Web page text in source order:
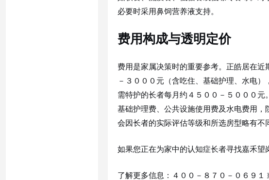
必要时采用鼻饲营养液支持。
费用构成与透明定价
费用是家属决策时的重要参考。正皓居在
－３０００元（含吃住、基础护理、水电
需特护的长者每月约４５００－５０００元
基础护理费、公共设施使用费及水电费用
会因长者的实际评估等级和所选房型略有不
如果您正在为家中的认知症长者寻找嘉禾
了解更多信息：４００－８７０－０６９